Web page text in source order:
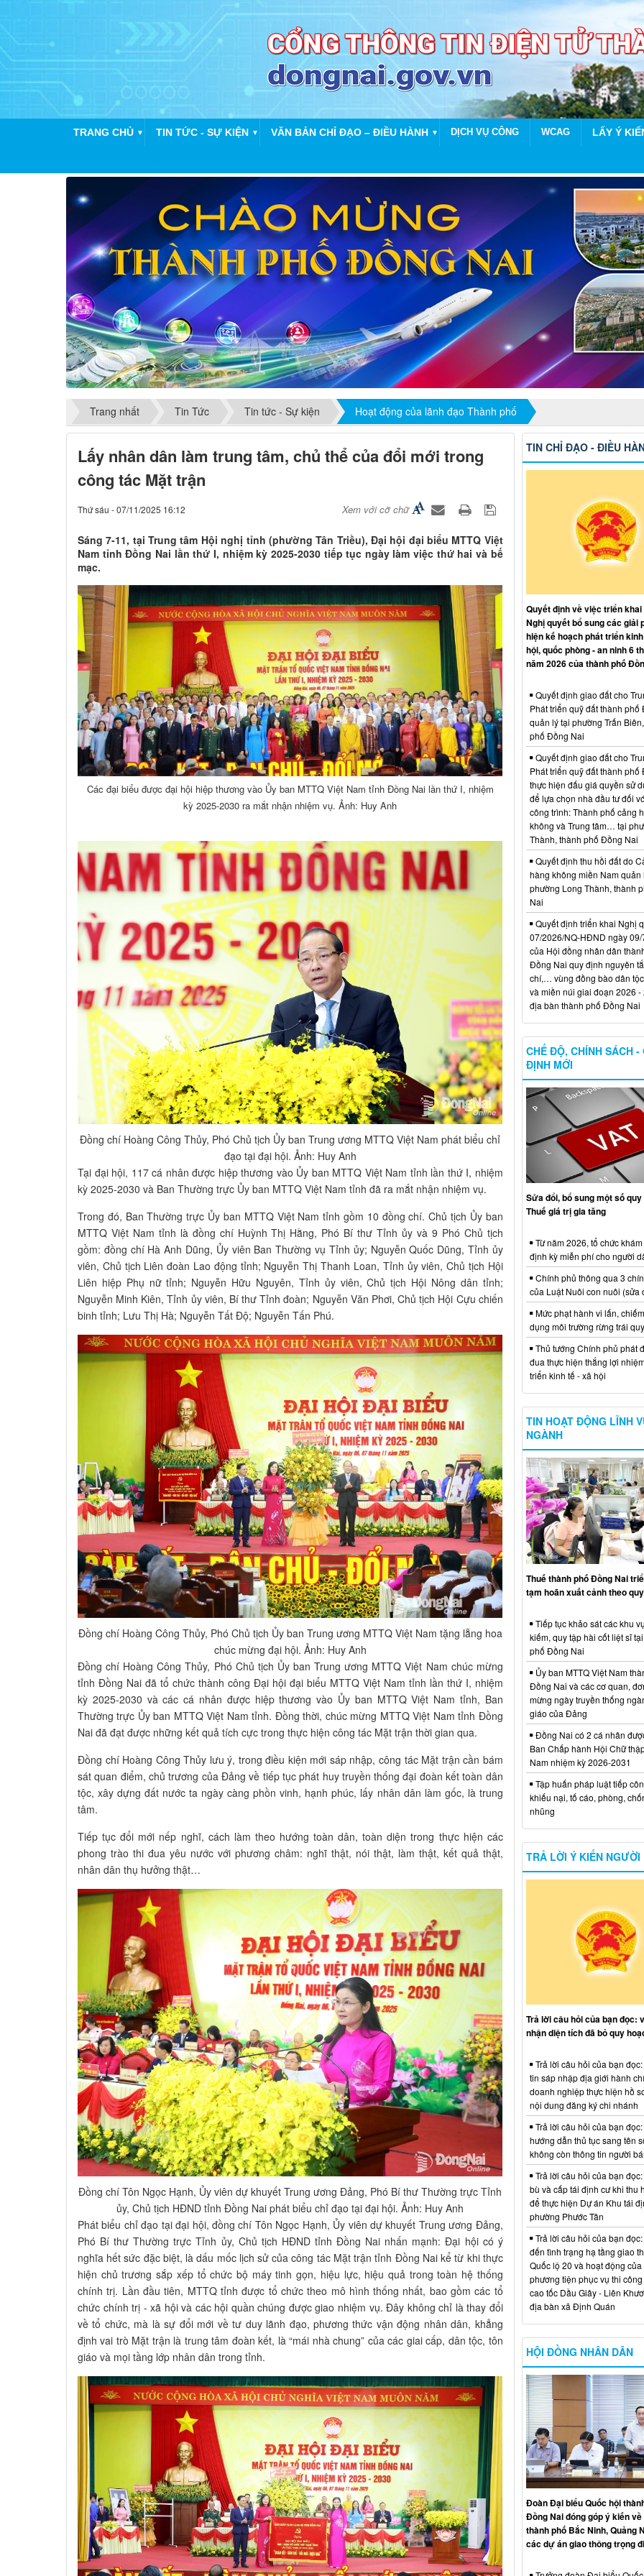
TRANG CHỦ ▼ TIN TỨC - SỰ KIỆN ▼ VĂN BẢN CHỈ ĐẠO – ĐIỀU HÀNH ▼ DỊCH VỤ CÔNG WCAG LẤY Ý
Trang nhất Tin Tức Tin tức - Sự kiện Hoạt động của lãnh đạo Thành phố
Lấy nhân dân làm trung tâm, chủ thể của đổi mới trong
công tác Mặt trận
Thứ sáu - 07/11/2025 16:12 Xem với cỡ chữ
Sáng 7-11, tại Trung tâm Hội nghị tỉnh (phường Tân Triều), Đại hội đại biểu MTTQ Việt
Nam tỉnh Đồng Nai lần thứ I, nhiệm kỳ 2025-2030 tiếp tục ngày làm việc thứ hai và bế
mạc.
Các đại biểu được đại hội hiệp thương vào Ủy ban MTTQ Việt Nam tỉnh Đồng Nai lần thứ I, nhiệm
kỳ 2025-2030 ra mắt nhận nhiệm vụ. Ảnh: Huy Anh
Đồng chí Hoàng Công Thủy, Phó Chủ tịch Ủy ban Trung ương MTTQ Việt Nam phát biểu chỉ
đạo tại đại hội. Ảnh: Huy Anh
Tại đại hội, 117 cá nhân được hiệp thương vào Ủy ban MTTQ Việt Nam tỉnh lần thứ I, nhiệm
kỳ 2025-2030 và Ban Thường trực Ủy ban MTTQ Việt Nam tỉnh đã ra mắt nhận nhiệm vụ.
Trong đó, Ban Thường trực Ủy ban MTTQ Việt Nam tỉnh gồm 10 đồng chí. Chủ tịch Ủy ban
MTTQ Việt Nam tỉnh là đồng chí Huỳnh Thị Hằng, Phó Bí thư Tỉnh ủy và 9 Phó Chủ tịch
gồm: đồng chí Hà Anh Dũng, Ủy viên Ban Thường vụ Tỉnh ủy; Nguyễn Quốc Dũng, Tỉnh ủy
viên, Chủ tịch Liên đoàn Lao động tỉnh; Nguyễn Thị Thanh Loan, Tỉnh ủy viên, Chủ tịch Hội
Liên hiệp Phụ nữ tỉnh; Nguyễn Hữu Nguyên, Tỉnh ủy viên, Chủ tịch Hội Nông dân tỉnh;
Nguyễn Minh Kiên, Tỉnh ủy viên, Bí thư Tỉnh đoàn; Nguyễn Văn Phơi, Chủ tịch Hội Cựu chiến
binh tỉnh; Lưu Thị Hà; Nguyễn Tất Độ; Nguyễn Tấn Phú.
Đồng chí Hoàng Công Thủy, Phó Chủ tịch Ủy ban Trung ương MTTQ Việt Nam tặng lẵng hoa
chúc mừng đại hội. Ảnh: Huy Anh
Đồng chí Hoàng Công Thủy, Phó Chủ tịch Ủy ban Trung ương MTTQ Việt Nam chúc mừng
tỉnh Đồng Nai đã tổ chức thành công Đại hội đại biểu MTTQ Việt Nam tỉnh lần thứ I, nhiệm
kỳ 2025-2030 và các cá nhân được hiệp thương vào Ủy ban MTTQ Việt Nam tỉnh, Ban
Thường trực Ủy ban MTTQ Việt Nam tỉnh. Đồng thời, chúc mừng MTTQ Việt Nam tỉnh Đồng
Nai đã đạt được những kết quả tích cực trong thực hiện công tác Mặt trận thời gian qua.
Đồng chí Hoàng Công Thủy lưu ý, trong điều kiện mới sáp nhập, công tác Mặt trận cần bám
sát quan điểm, chủ trương của Đảng về tiếp tục phát huy truyền thống đại đoàn kết toàn dân
tộc, xây dựng đất nước ta ngày càng phồn vinh, hạnh phúc, lấy nhân dân làm gốc, là trung
tâm.
Tiếp tục đổi mới nếp nghĩ, cách làm theo hướng toàn dân, toàn diện trong thực hiện các
phong trào thi đua yêu nước với phương châm: nghĩ thật, nói thật, làm thật, kết quả thật,
nhân dân thụ hưởng thật…
Đồng chí Tôn Ngọc Hạnh, Ủy viên dự khuyết Trung ương Đảng, Phó Bí thư Thường trực Tỉnh
ủy, Chủ tịch HĐND tỉnh Đồng Nai phát biểu chỉ đạo tại đại hội. Ảnh: Huy Anh
Phát biểu chỉ đạo tại đại hội, đồng chí Tôn Ngọc Hạnh, Ủy viên dự khuyết Trung ương Đảng,
Phó Bí thư Thường trực Tỉnh ủy, Chủ tịch HĐND tỉnh Đồng Nai nhấn mạnh: Đại hội có ý
nghĩa hết sức đặc biệt, là dấu mốc lịch sử của công tác Mặt trận tỉnh Đồng Nai kể từ khi thực
hiện chủ trương sắp xếp tổ chức bộ máy tinh gọn, hiệu lực, hiệu quả trong toàn hệ thống
chính trị. Lần đầu tiên, MTTQ tỉnh được tổ chức theo mô hình thống nhất, bao gồm các tổ
chức chính trị - xã hội và các hội quần chúng được giao nhiệm vụ. Đây không chỉ là thay đổi
về tổ chức, mà là sự đổi mới về tư duy lãnh đạo, phương thức vận động nhân dân, khẳng
định vai trò Mặt trận là trung tâm đoàn kết, là “mái nhà chung” của các giai cấp, dân tộc, tôn
giáo và mọi tầng lớp nhân dân trong tỉnh.
TIN CHỈ ĐẠO - ĐIỀU
Quyết định về việc triển
Nghị quyết bổ sung các giải
hiện kế hoạch phát triển
hội, quốc phòng - an ninh 6
năm 2026 của thành phố
Quyết định giao đất cho
Phát triển quỹ đất thành phố
quản lý tại phường Trấn
phố Đồng Nai
Quyết định giao đất cho
Phát triển quỹ đất thành phố
thực hiện đấu giá quyền sử
để lựa chọn nhà đầu tư đối
công trình: Thành phố cảng
không và Trung tâm… tại
Thành, thành phố Đồng Nai
Quyết định thu hồi đất do
hàng không miền Nam quản
phường Long Thành, thành
Nai
Quyết định triển khai Nghị
07/2026/NQ-HĐND ngày 09/
của Hội đồng nhân dân
Đồng Nai quy định nguyên
chí,… vùng đồng bào dân
và miền núi giai đoạn 2026 -
địa bàn thành phố Đồng Nai
CHẾ ĐỘ, CHÍNH SÁCH -
ĐỊNH MỚI
Sửa đổi, bổ sung một số
Thuế giá trị gia tăng
Từ năm 2026, tổ chức
định kỳ miễn phí cho người
Chính phủ thông qua 3
của Luật Nuôi con nuôi (sửa
Mức phạt hành vi lấn,
dụng môi trường rừng trái
Thủ tướng Chính phủ phát
đua thực hiện thắng lợi
triển kinh tế - xã hội
TIN HOẠT ĐỘNG LĨNH
NGÀNH
Thuế thành phố Đồng Nai
tạm hoãn xuất cảnh theo
Tiếp tục khảo sát các khu
kiếm, quy tập hài cốt liệt sĩ
phố Đồng Nai
Ủy ban MTTQ Việt Nam
Đồng Nai và các cơ quan,
mừng ngày truyền thống
giáo của Đảng
Đồng Nai có 2 cá nhân
Ban Chấp hành Hội Chữ
Nam nhiệm kỳ 2026-2031
Tập huấn pháp luật tiếp
khiếu nại, tố cáo, phòng,
nhũng
TRẢ LỜI Ý KIẾN NGƯỜI
Trả lời câu hỏi của bạn đọc:
nhận diện tích đã bỏ quy
Trả lời câu hỏi của bạn
tin sáp nhập địa giới hành
doanh nghiệp thực hiện hồ
nội dung đăng ký chi nhánh
Trả lời câu hỏi của bạn
hướng dẫn thủ tục sang tên
không còn thông tin người
Trả lời câu hỏi của bạn
bù và cấp tái định cư khi thu
để thực hiện Dự án Khu tái
phường Phước Tân
Trả lời câu hỏi của bạn
đến tình trạng hạ tầng giao
Quốc lộ 20 và hoạt động của
phương tiện phục vụ thi
cao tốc Dầu Giây - Liên
địa bàn xã Định Quán
HỘI ĐỒNG NHÂN DÂN
Đoàn Đại biểu Quốc hội
Đồng Nai đóng góp ý kiến
thành phố Bắc Ninh, Quảng
các dự án giao thông trọng